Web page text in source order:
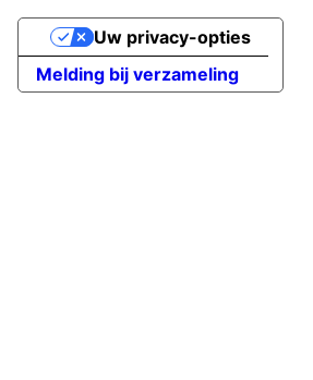
Melding bij verzameling
Uw privacy-opties